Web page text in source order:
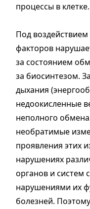
процессы в клетке.
Под
факторов
за состоянием
за биосинтезом.
дыхания
недоокисленные
неполного
необратимые
проявления этих
нарушениях
органов и систем
нарушениями их
болезней.